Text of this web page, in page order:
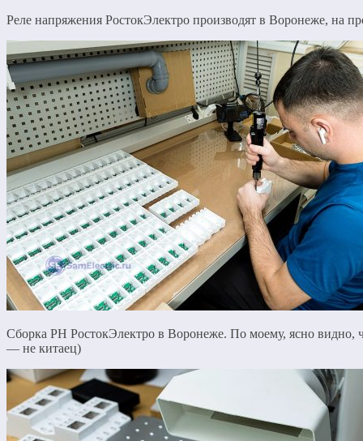
Реле напряжения РостокЭлектро производят в Воронеже, на
Сборка РН РостокЭлектро в Воронеже. По моему, ясно видно,
— не китаец)